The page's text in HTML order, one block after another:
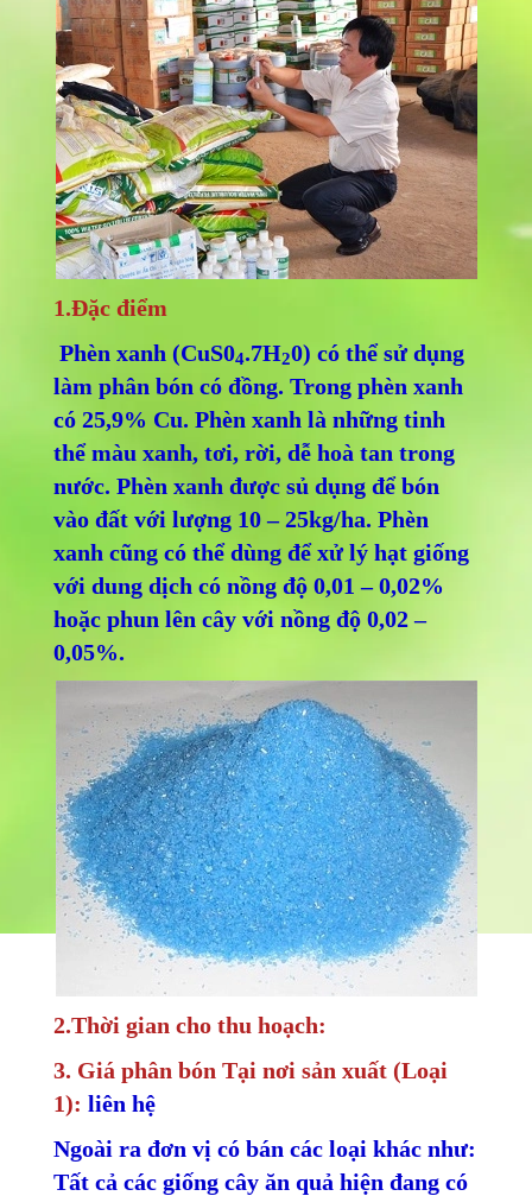
1.Đặc điểm
Phèn xanh (CuS04.7H20) có thể sử dụng
làm phân bón có đồng. Trong phèn xanh
có 25,9% Cu. Phèn xanh là những tinh
thể màu xanh, tơi, rời, dễ hoà tan trong
nước. Phèn xanh được sủ dụng để bón
vào đất với lượng 10 – 25kg/ha. Phèn
xanh cũng có thể dùng để xử lý hạt giống
với dung dịch có nồng độ 0,01 – 0,02%
hoặc phun lên cây với nồng độ 0,02 –
0,05%.
2.Thời gian cho thu hoạch:
3. Giá phân bón Tại nơi sản xuất (Loại
1): liên hệ
Ngoài ra đơn vị có bán các loại khác như:
Tất cả các giống cây ăn quả hiện đang có